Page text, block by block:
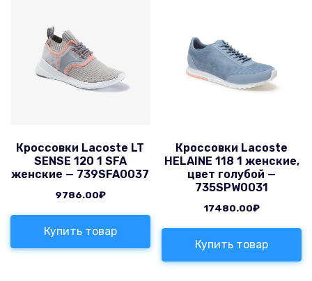
Кроссовки Lacoste LT
SENSE 120 1 SFA
женские — 739SFA0037
9786.00₽
Купить товар
Кроссовки Lacoste
HELAINE 118 1 женские,
цвет голубой —
735SPW0031
17480.00₽
Купить товар